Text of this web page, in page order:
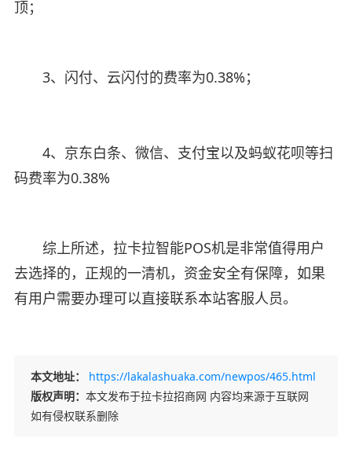
顶；
3、闪付、云闪付的费率为0.38%；
4、京东白条、微信、支付宝以及蚂蚁花呗等扫
码费率为0.38%
综上所述，拉卡拉智能POS机是非常值得用户
去选择的，正规的一清机，资金安全有保障，如果
有用户需要办理可以直接联系本站客服人员。
本文地址：
https://lakalashuaka.com/newpos/465.html
版权声明： 本文发布于拉卡拉招商网 内容均来源于互联网
如有侵权联系删除